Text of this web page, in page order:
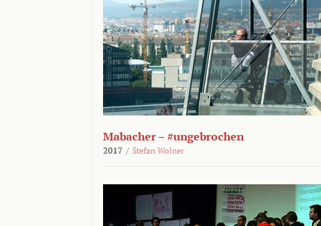
Mabacher – #ungebrochen
2017 / Stefan Wolner